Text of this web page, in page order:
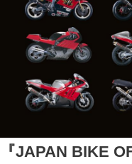
『JAPAN BIKE